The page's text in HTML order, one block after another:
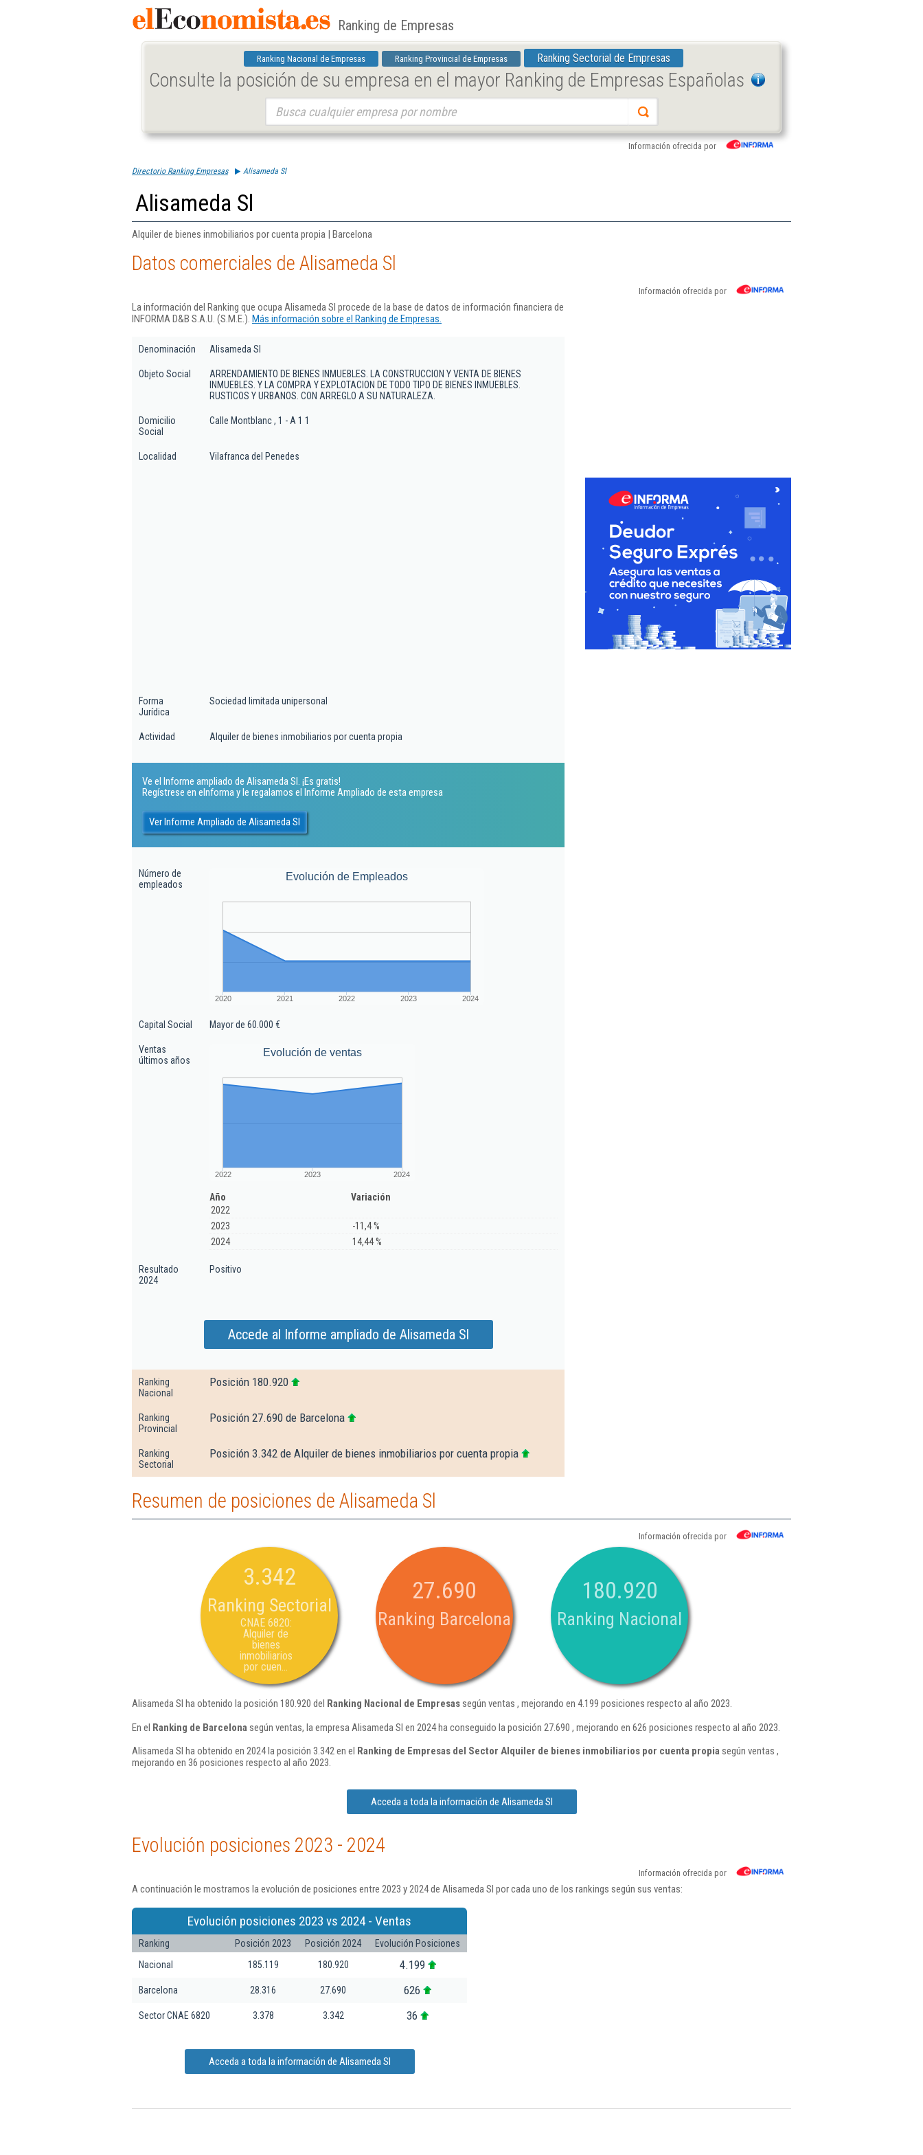
Ranking de Empresas
Ranking Nacional de Empresas Ranking Provincial de Empresas Ranking Sectorial de Empresas
Consulte la posición de su empresa en el mayor Ranking de Empresas Españolas
Información ofrecida por
Directorio Ranking Empresas Alisameda Sl
Alisameda Sl
Alquiler de bienes inmobiliarios por cuenta propia | Barcelona
Datos comerciales de Alisameda Sl
Información ofrecida por
La información del Ranking que ocupa Alisameda Sl procede de la base de datos de información financiera de
INFORMA D&B S.A.U. (S.M.E.). Más información sobre el Ranking de Empresas.
Denominación Alisameda Sl
Objeto Social
ARRENDAMIENTO DE BIENES INMUEBLES. LA CONSTRUCCION Y VENTA DE BIENES
INMUEBLES. Y LA COMPRA Y EXPLOTACION DE TODO TIPO DE BIENES INMUEBLES.
RUSTICOS Y URBANOS. CON ARREGLO A SU NATURALEZA.
Domicilio
Social
Calle Montblanc , 1 - A 1 1
Localidad Vilafranca del Penedes
Forma
Jurídica
Sociedad limitada unipersonal
Actividad Alquiler de bienes inmobiliarios por cuenta propia
Ve el Informe ampliado de Alisameda Sl. ¡Es gratis!
Regístrese en eInforma y le regalamos el Informe Ampliado de esta empresa
Ver Informe Ampliado de Alisameda Sl
Número de
empleados
Evolución de Empleados
2020 2021 2022 2023 2024
Capital Social Mayor de 60.000 €
Ventas
últimos años
Evolución de ventas
2022 2023 2024
Año
Variación
2022
2023
-11,4 %
2024
14,44 %
Resultado
2024
Positivo
Accede al Informe ampliado de Alisameda Sl
Ranking
Nacional
Posición 180.920
Ranking
Provincial
Posición 27.690 de Barcelona
Ranking
Sectorial
Posición 3.342 de Alquiler de bienes inmobiliarios por cuenta propia
Resumen de posiciones de Alisameda Sl
Información ofrecida por
3.342
Ranking Sectorial
CNAE 6820:
Alquiler de
bienes
inmobiliarios
por cuen...
27.690
Ranking Barcelona
180.920
Ranking Nacional
Alisameda Sl ha obtenido la posición 180.920 del Ranking Nacional de Empresassegún ventas , mejorando en 4.199 posiciones respecto al año 2023.
En el Ranking de Barcelona según ventas, la empresa Alisameda Sl en 2024 ha conseguido la posición 27.690 , mejorando en 626 posiciones respecto al año 2023.
Alisameda Sl ha obtenido en 2024 la posición 3.342 en el Ranking de Empresas del Sector Alquiler de bienes inmobiliarios por cuenta propiasegún ventas ,
mejorando en 36 posiciones respecto al año 2023.
Acceda a toda la información de Alisameda Sl
Evolución posiciones 2023 - 2024
Información ofrecida por
A continuación le mostramos la evolución de posiciones entre 2023 y 2024 de Alisameda Sl por cada uno de los rankings según sus ventas:
Evolución posiciones 2023 vs 2024 - Ventas
Ranking Posición 2023 Posición 2024
Evolución Posiciones
Nacional
185.119 180.920 4.199
Barcelona 28.316 27.690 626
Sector CNAE 6820 3.378 3.342 36
Acceda a toda la información de Alisameda Sl